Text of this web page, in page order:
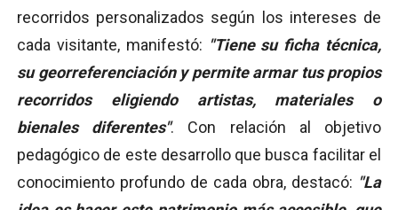
recorridos personalizados según los intereses de
cada visitante, manifestó: "Tiene su ficha técnica,
su georreferenciación y permite armar tus propios
recorridos eligiendo artistas, materiales o
bienales diferentes". Con relación al objetivo
pedagógico de este desarrollo que busca facilitar el
conocimiento profundo de cada obra, destacó: "La